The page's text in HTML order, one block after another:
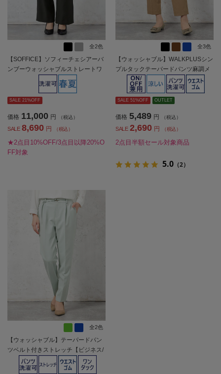
全2色
【SOFFICE】ソフィーチェシアーバ
ンブーウォッシャブルストレートワ
イドパンツ上下ウォッシャブル軽量
SALE 21%OFF
価格 11,000 円 （税込）
SALE 8,690 円 （税込）
★2点目10%OFF/3点目以降20%O
FF対象
全3色
【ウォッシャブル】WALKPLUSシン
プルタックテーパードパンツ麻調メ
ッシュ素材無地春夏【レディース】
SALE 51%OFF OUTLET
価格 5,489 円 （税込）
SALE 2,690 円 （税込）
2点目半額セール対象商品
5.0 （2）
全2色
【ウォッシャブル】テーパードパン
ツベルト付きストレッチ【ビジネス/
セレモニー】無地SOFFICE通年【レ
ディース】